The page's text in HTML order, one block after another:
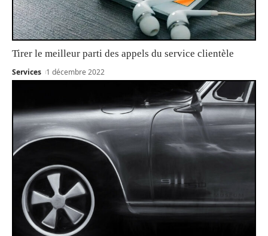
Tirer le meilleur parti des appels du service clientèle
Services 1 décembre 2022